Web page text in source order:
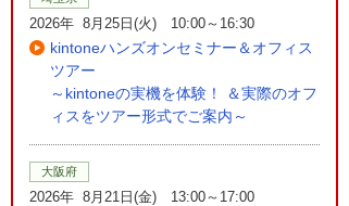
2026年 8月25日(火) 10:00～16:30
kintoneハンズオンセミナー＆オフィス
ツアー
～kintoneの実機を体験！ ＆実際のオフ
ィスをツアー形式でご案内～
大阪府
2026年 8月21日(金) 13:00～17:00